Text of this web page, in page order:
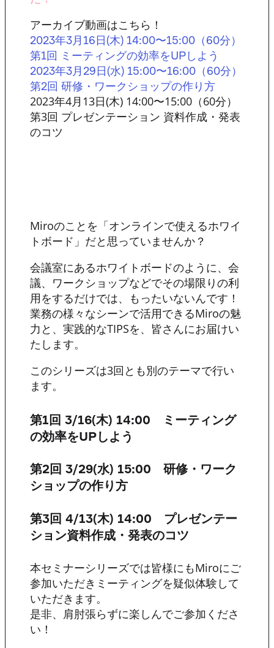
アーカイブ動画はこちら！
2023年3月16日(木) 14:00〜15:00（60分）
第1回 ミーティングの効率をUPしよう
2023年3月29日(水) 15:00〜16:00（60分）
第2回 研修・ワークショップの作り方
2023年4月13日(木) 14:00〜15:00（60分）
第3回 プレゼンテーション 資料作成・発表
のコツ
Miroのことを「オンラインで使えるホワイ
トボード」だと思っていませんか？
会議室にあるホワイトボードのように、会
議、ワークショップなどでその場限りの利
用をするだけでは、もったいないんです！
業務の様々なシーンで活用できるMiroの魅
力と、実践的なTIPSを、皆さんにお届けい
たします。
このシリーズは3回とも別のテーマで行い
ます。
第1回 3/16(木) 14:00 ミーティング
の効率をUPしよう
第2回 3/29(水) 15:00 研修・ワーク
ショップの作り方
第3回 4/13(木) 14:00 プレゼンテー
ション資料作成・発表のコツ
本セミナーシリーズでは皆様にもMiroにご
参加いただきミーティングを疑似体験して
いただきます。
是非、肩肘張らずに楽しんでご参加くださ
い！